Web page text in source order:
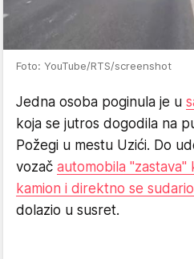
Foto: YouTube/RTS/screenshot
Jedna osoba poginula je u
koja se jutros dogodila na
Požegi u mestu Uzići. Do
vozač automobila
kamion i direktno se
dolazio u susret.